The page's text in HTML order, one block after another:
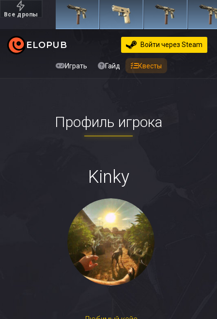
Все дропы
Дорогие
ELOPUB
Играть Гайд Квесты
Войти через Steam
Профиль игрока
Kinky